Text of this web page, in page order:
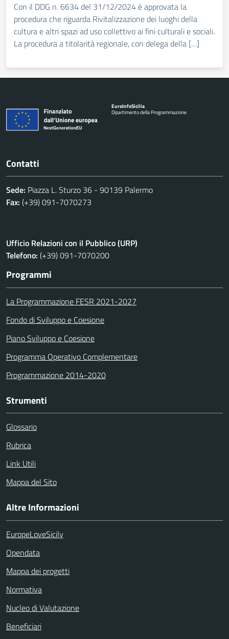
Con il DDG n. 6634 del 31/12/2024 è approvata la
procedura che riguarda Rivitalizzazione dei luoghi della
cultura e altri spazi ad uso collettivo ai fini culturali e sociali.
La procedura a titolarità regionale, con delega della […]
EuroInfoSicilia
Dipartimento della Programmazione
Contatti
Sede: Piazza L. Sturzo 36 - 90139 Palermo
Fax: (+39) 091-7070273
Ufficio Relazioni con il Pubblico (URP)
Telefono: (+39) 091-7070200
Programmi
La Programmazione FESR 2021-2027
Fondo di Sviluppo e Coesione
Piano Sviluppo e Coesione
Programma Operativo Complementare
Programmazione 2014-2020
Strumenti
Glossario
Rubrica
Link Utili
Mappa del Sito
Altre Informazioni
EuropeLoveSicily
Opendata
Mappa dei progetti
Normativa
Nucleo di Valutazione
Beneficiari